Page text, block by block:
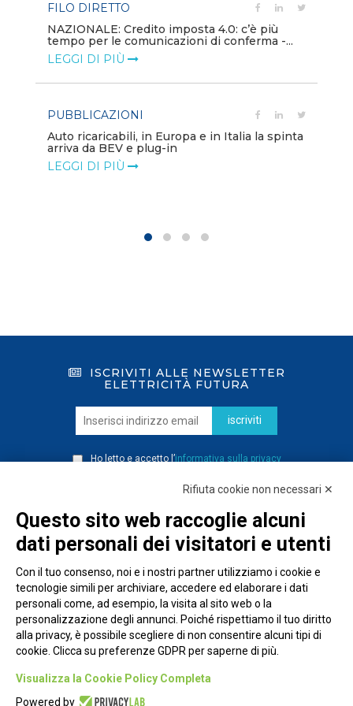
FILO DIRETTO
NAZIONALE: Credito imposta 4.0: c’è più
tempo per le comunicazioni di conferma -...
LEGGI DI PIÙ
PUBBLICAZIONI
Auto ricaricabili, in Europa e in Italia la spinta
arriva da BEV e plug-in
LEGGI DI PIÙ
ISCRIVITI ALLE NEWSLETTER
ELETTRICITÀ FUTURA
iscriviti
Ho letto e accetto l’informativa sulla privacy
Piazza Alessandria, 24 - 00198 Roma
Privacy Policy
Rifiuta cookie non necessari ✕
Questo sito web raccoglie alcuni
dati personali dei visitatori e utenti
Con il tuo consenso, noi e i nostri partner utilizziamo i cookie e
tecnologie simili per archiviare, accedere ed elaborare i dati
personali come, ad esempio, la visita al sito web o la
personalizzazione degli annunci. Poiché rispettiamo il tuo diritto
alla privacy, è possibile scegliere di non consentire alcuni tipi di
cookie. Clicca su preferenze GDPR per saperne di più.
Visualizza la Cookie Policy Completa
Powered by